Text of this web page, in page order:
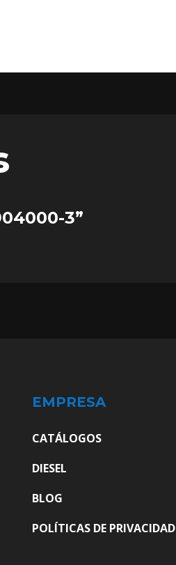
3”
EMPRESA
CATÁLOGOS
DIESEL
BLOG
POLÍTICAS DE PRIVACIDAD